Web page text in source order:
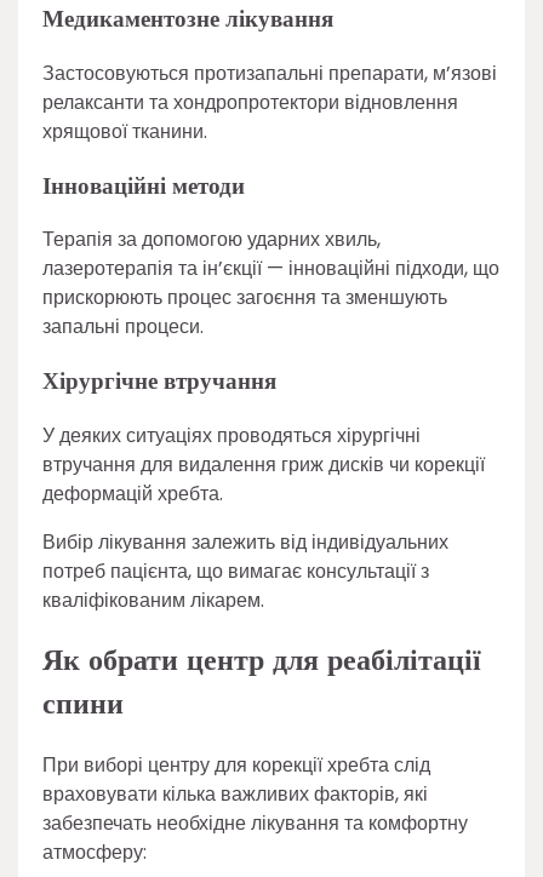
Медикаментозне лікування
Застосовуються протизапальні препарати, м’язові
релаксанти та хондропротектори відновлення
хрящової тканини.
Інноваційні методи
Терапія за допомогою ударних хвиль,
лазеротерапія та ін’єкції — інноваційні підходи, що
прискорюють процес загоєння та зменшують
запальні процеси.
Хірургічне втручання
У деяких ситуаціях проводяться хірургічні
втручання для видалення гриж дисків чи корекції
деформацій хребта.
Вибір лікування залежить від індивідуальних
потреб пацієнта, що вимагає консультації з
кваліфікованим лікарем.
Як обрати центр для реабілітації
спини
При виборі центру для корекції хребта слід
враховувати кілька важливих факторів, які
забезпечать необхідне лікування та комфортну
атмосферу: